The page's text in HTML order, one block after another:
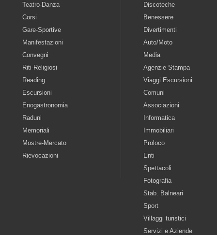
Teatro-Danza
Corsi
Gare-Sportive
Manifestazioni
Convegni
Riti-Religiosi
Reading
Escursioni
Enogastronomia
Raduni
Memoriali
Mostre-Mercato
Rievocazioni
Discoteche
Benessere
Divertimenti
Auto/Moto
Media
Agenzie Stampa
Viaggi Escursioni
Comuni
Associazioni
Informatica
Immobiliari
Proloco
Enti
Spettacoli
Fotografia
Stab. Balneari
Sport
Villaggi turistici
Servizi e Aziende